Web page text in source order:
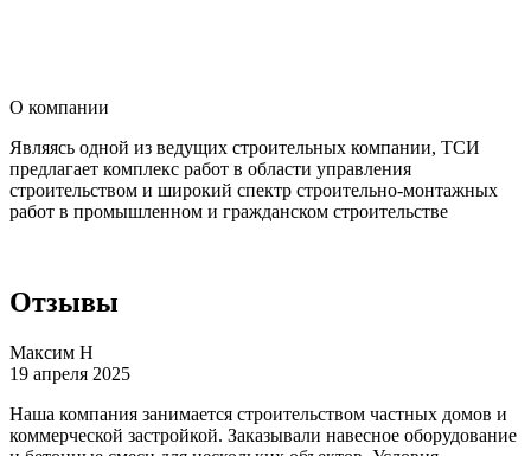
О компании
Являясь одной из ведущих строительных компании, ТСИ
предлагает комплекс работ в области управления
строительством и широкий спектр строительно-монтажных
работ в промышленном и гражданском строительстве
Отзывы
Максим Н
19 апреля 2025
Наша компания занимается строительством частных домов и
коммерческой застройкой. Заказывали навесное оборудование